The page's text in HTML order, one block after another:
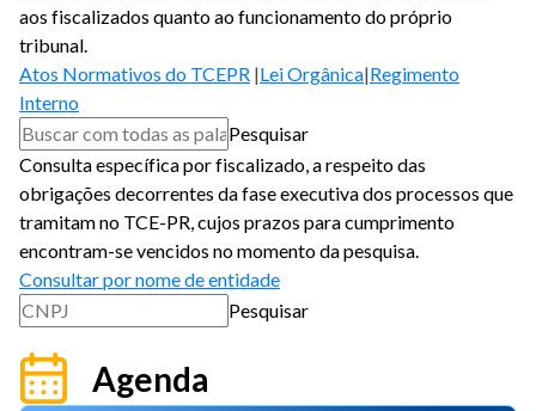
aos fiscalizados quanto ao funcionamento do próprio
tribunal.
Atos Normativos do TCEPR Lei Orgânica Regimento
Interno
Pesquisar
Consulta específica por fiscalizado, a respeito das
obrigações decorrentes da fase executiva dos processos que
tramitam no TCE-PR, cujos prazos para cumprimento
encontram-se vencidos no momento da pesquisa.
Consultar por nome de entidade
Pesquisar
Agenda